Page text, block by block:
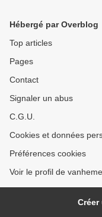
Hébergé par Overblog
Top articles
Pages
Contact
Signaler un abus
C.G.U.
Cookies et données
Préférences cookies
Voir le profil de